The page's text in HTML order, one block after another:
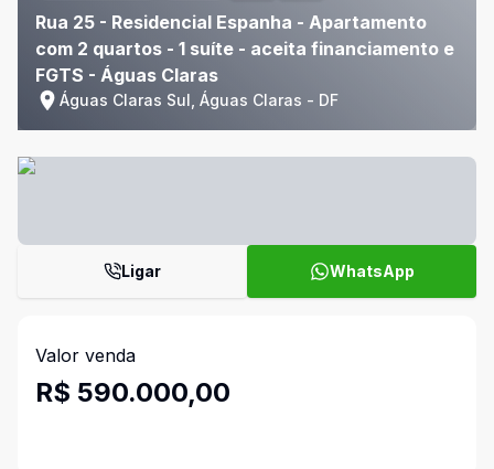
Rua 25 - Residencial Espanha - Apartamento
com 2 quartos - 1 suíte - aceita financiamento e
FGTS - Águas Claras
Águas Claras Sul, Águas Claras - DF
Ligar WhatsApp
Valor venda
R$ 590.000,00